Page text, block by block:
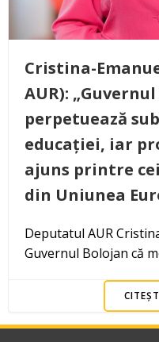
Cristina-
AUR):
perpetuează
educației, iar
ajuns printre
din Uniunea
Deputatul AUR
Guvernul Bolojan că